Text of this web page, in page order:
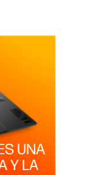
UNA
Y LA